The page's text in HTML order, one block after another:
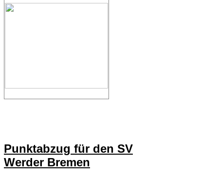
Punktabzug für den SV
Werder Bremen